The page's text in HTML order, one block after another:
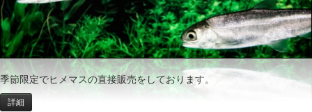
季節限定でヒメマスの直接販売をしております。
詳細